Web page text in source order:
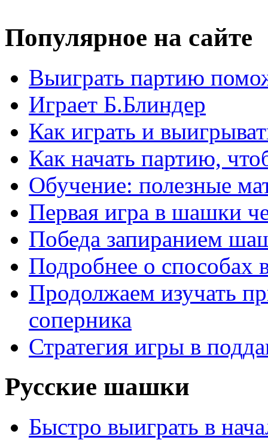
Популярное на сайте
Выиграть партию
Играет Б.Блиндер
Как играть и
Как начать партию,
Обучение: полезные
Первая игра в шашки
Победа запиранием
Подробнее о способах
Продолжаем изучать
соперника
Стратегия игры в
Русские шашки
Быстро выиграть в